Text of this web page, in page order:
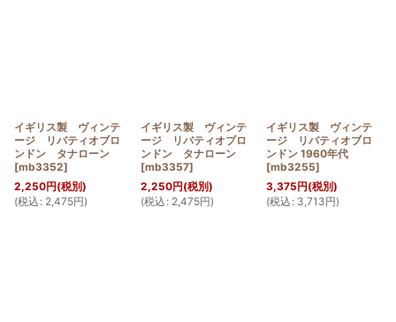
イギリス製 ヴィンテ
ージ リバティオブロ
ンドン タナローン
[mb3352]
2,250円(税別)
(税込 : 2,475円)
イギリス製 ヴィンテ
ージ リバティオブロ
ンドン タナローン
[mb3357]
2,250円(税別)
(税込 : 2,475円)
イギリス製 ヴィンテ
ージ リバティオブロ
ンドン 1960年代
[mb3255]
3,375円(税別)
(税込 : 3,713円)